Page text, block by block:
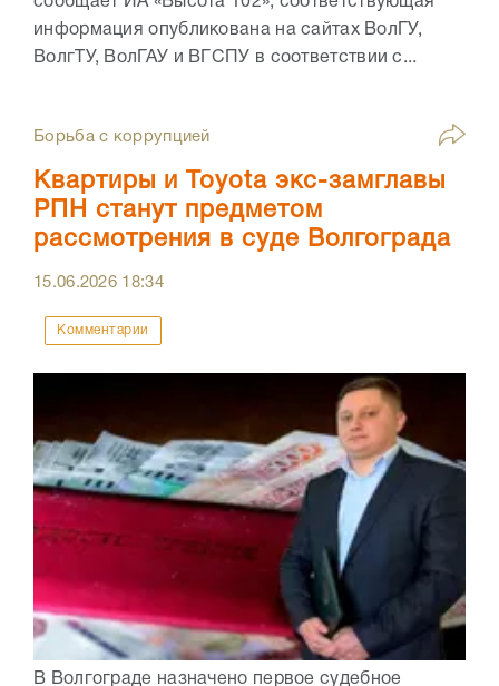
информация опубликована на сайтах ВолГУ,
ВолгТУ, ВолГАУ и ВГСПУ в соответствии с...
Борьба с коррупцией
Квартиры и Toyota экс-замглавы
РПН станут предметом
рассмотрения в суде Волгограда
15.06.2026 18:34
Комментарии
В Волгограде назначено первое судебное